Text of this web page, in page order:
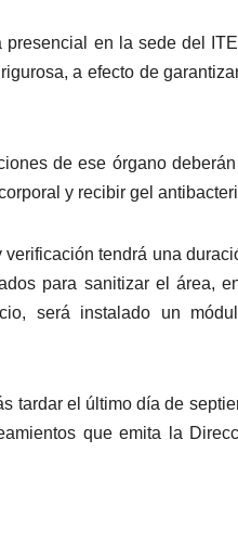
en la sede del
a efecto de
de ese órgano
y recibir gel
tendrá una
para sanitizar el área,
será instalado un
tardar el último día de
que emita la